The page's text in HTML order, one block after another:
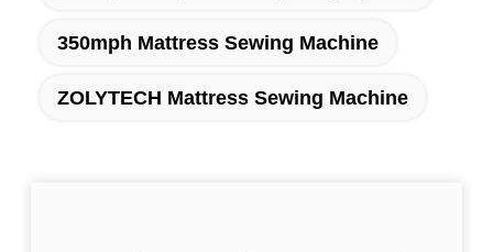
350mph Mattress Sewing Machine
ZOLYTECH Mattress Sewing Machine